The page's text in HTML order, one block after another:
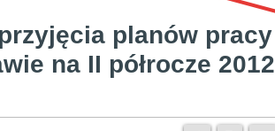
planów pracy
na II półrocze 2012